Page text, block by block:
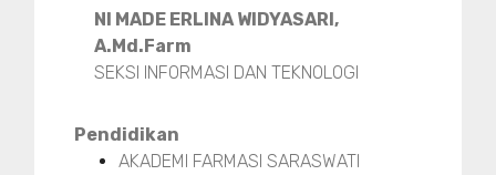
NI MADE ERLINA WIDYASARI,
A.Md.Farm
SEKSI INFORMASI DAN TEKNOLOGI
Pendidikan
AKADEMI FARMASI SARASWATI